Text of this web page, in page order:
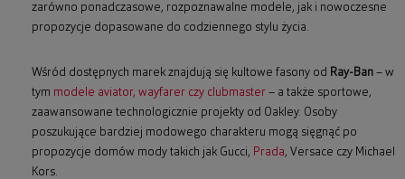
zarówno ponadczasowe, rozpoznawalne modele, jak i nowoczesne
propozycje dopasowane do codziennego stylu życia.
Wśród dostępnych marek znajdują się kultowe fasony od Ray-Ban – w
tym modele aviator, wayfarer czy clubmaster – a także sportowe,
zaawansowane technologicznie projekty od Oakley. Osoby
poszukujące bardziej modowego charakteru mogą sięgnąć po
propozycje domów mody takich jak Gucci, Prada, Versace czy Michael
Kors.